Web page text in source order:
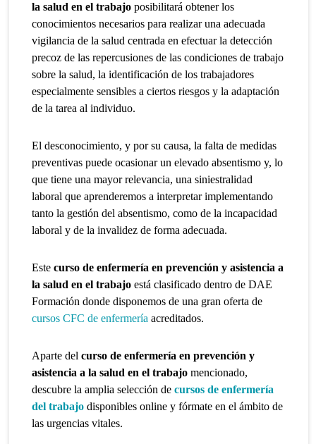
la salud en el trabajo posibilitará obtener los
conocimientos necesarios para realizar una adecuada
vigilancia de la salud centrada en efectuar la detección
precoz de las repercusiones de las condiciones de trabajo
sobre la salud, la identificación de los trabajadores
especialmente sensibles a ciertos riesgos y la adaptación
de la tarea al individuo.
El desconocimiento, y por su causa, la falta de medidas
preventivas puede ocasionar un elevado absentismo y, lo
que tiene una mayor relevancia, una siniestralidad
laboral que aprenderemos a interpretar implementando
tanto la gestión del absentismo, como de la incapacidad
laboral y de la invalidez de forma adecuada.
Estecurso de enfermería en prevención y asistencia a
la salud en el trabajo está clasificado dentro de DAE
Formación donde disponemos de una gran oferta de
cursos CFC de enfermería acreditados.
Aparte delcurso de enfermería en prevención y
asistencia a la salud en el trabajo mencionado,
descubre la amplia selección decursos de enfermería
del trabajo disponibles online y fórmate en el ámbito de
las urgencias vitales.